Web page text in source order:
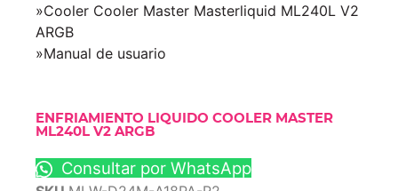
»Cooler Cooler Master Masterliquid ML240L V2
ARGB
»Manual de usuario
ENFRIAMIENTO LIQUIDO COOLER MASTER
ML240L V2 ARGB
Consultar por WhatsApp